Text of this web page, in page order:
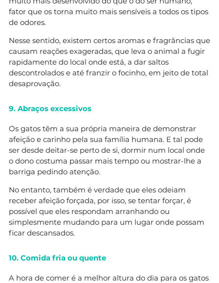
fator que os torna muito mais sensíveis a todos os tipos
de odores.
Nesse sentido, existem certos aromas e fragrâncias que
causam reações exageradas, que leva o animal a fugir
rapidamente do local onde está, a dar saltos
descontrolados e até franzir o focinho, em jeito de total
desaprovação.
9. Abraços excessivos
Os gatos têm a sua própria maneira de demonstrar
afeição e carinho pela sua família humana. E tal pode
ser desde deitar-se perto de si, dormir num local onde
o dono costuma passar mais tempo ou mostrar-lhe a
barriga pedindo atenção.
No entanto, também é verdade que eles odeiam
receber afeição forçada, por isso, se tentar forçar, é
possível que eles respondam arranhando ou
simplesmente mudando para um lugar onde possam
ficar descansados.
10. Comida fria ou quente
A hora de comer é a melhor altura do dia para os gatos